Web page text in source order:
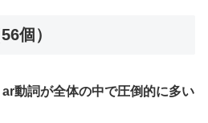
個）
ar動詞が全体の中で圧倒的に多い